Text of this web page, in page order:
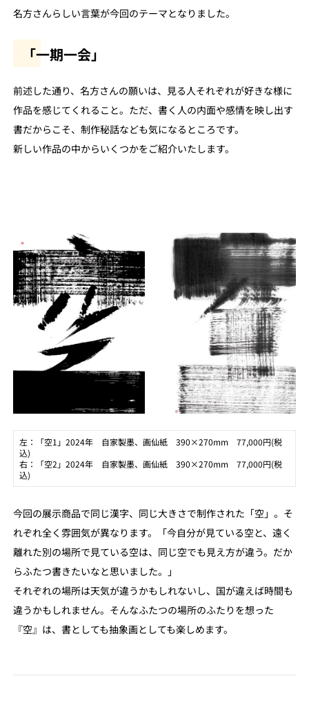
名方さんらしい言葉が今回のテーマとなりました。
「一期一会」
前述した通り、名方さんの願いは、見る人それぞれが好きな様に
作品を感じてくれること。ただ、書く人の内面や感情を映し出す
書だからこそ、制作秘話なども気になるところです。
新しい作品の中からいくつかをご紹介いたします。
左：「空1」2024年 自家製墨、画仙紙 390×270mm 77,000円(税
込)
右：「空2」2024年 自家製墨、画仙紙 390×270mm 77,000円(税
込)
今回の展示商品で同じ漢字、同じ大きさで制作された「空」。そ
れぞれ全く雰囲気が異なります。「今自分が見ている空と、遠く
離れた別の場所で見ている空は、同じ空でも見え方が違う。だか
らふたつ書きたいなと思いました。」
それぞれの場所は天気が違うかもしれないし、国が違えば時間も
違うかもしれません。そんなふたつの場所のふたりを想った
『空』は、書としても抽象画としても楽しめます。